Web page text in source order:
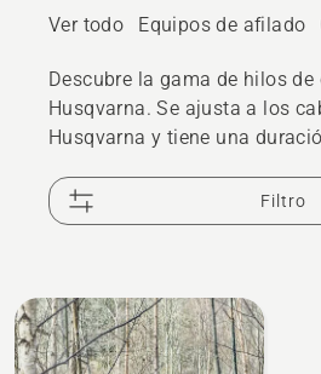
Ver todo Equipos de afilado
Descubre la gama de hilos
Husqvarna. Se ajusta a los
Husqvarna y tiene una
Filtro
All
products